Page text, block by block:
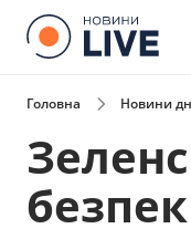
Головна Новини